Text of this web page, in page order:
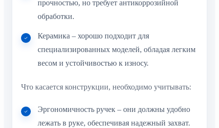
прочностью, но требует антикоррозийной
обработки.
Керамика – хорошо подходит для
специализированных моделей, обладая легким
весом и устойчивостью к износу.
Что касается конструкции, необходимо учитывать:
Эргономичность ручек – они должны удобно
лежать в руке, обеспечивая надежный захват.